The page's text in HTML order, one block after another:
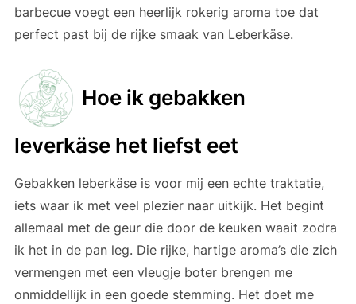
barbecue voegt een heerlijk rokerig aroma toe dat
perfect past bij de rijke smaak van Leberkäse.
Hoe ik gebakken
leverkäse het liefst eet
Gebakken leberkäse is voor mij een echte traktatie,
iets waar ik met veel plezier naar uitkijk. Het begint
allemaal met de geur die door de keuken waait zodra
ik het in de pan leg. Die rijke, hartige aroma’s die zich
vermengen met een vleugje boter brengen me
onmiddellijk in een goede stemming. Het doet me